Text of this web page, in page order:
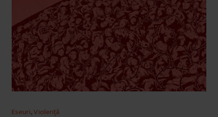
Eseuri,Violență